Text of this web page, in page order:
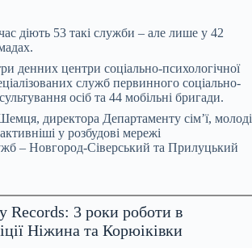
діють 53 такі служби – але лише у 42
денних центри соціально-психологічної
служб первинного соціально-
осіб та 44 мобільні бригади.
директора Департаменту сім’ї, молоді
у розбудові мережі
– Новгород-Сіверський та Прилуцький
Records: 3 роки роботи в
Ніжина та Корюіківки